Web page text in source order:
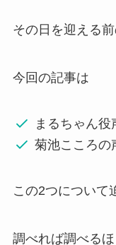
その日を迎える
今回の記事は
まるちゃん役
菊池こころの
この2つについて
調べれば調べる